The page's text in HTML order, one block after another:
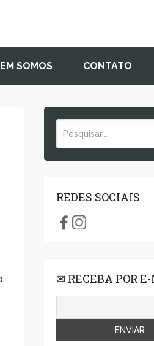
SOMOS CONTATO
REDES SOCIAIS
✉ RECEBA POR